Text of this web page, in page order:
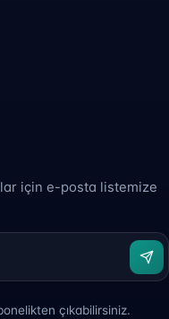
için e-posta listemize
çıkabilirsiniz.